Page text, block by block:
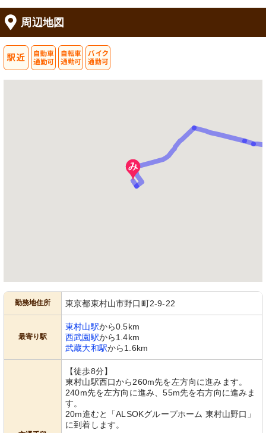
周辺地図
勤務地住所 東京都東村山市野口町2-9-22
最寄り駅
東村山駅から0.5km
西武園駅から1.4km
武蔵大和駅から1.6km
【徒歩8分】
東村山駅西口から260m先を左方向に進みます。
240m先を左方向に進み、55m先を右方向に進みま
す。
20m進むと「ALSOKグループホーム 東村山野口」
に到着します。